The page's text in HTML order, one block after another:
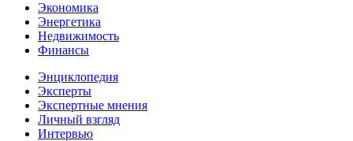
Экономика
Энергетика
Недвижимость
Финансы
Энциклопедия
Эксперты
Экспертные мнения
Личный взгляд
Интервью